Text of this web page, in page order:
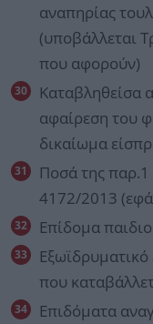
αναπηρίας
(υποβάλλεται
που αφορούν)
Καταβληθείσα
αφαίρεση του
δικαίωμα
Ποσά της
4172/2013
Επίδομα
που
Επιδόματα